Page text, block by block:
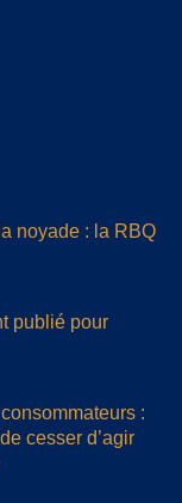
noyade : la RBQ
publié pour
:
cesser d’agir